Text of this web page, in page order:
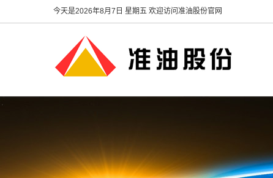
今天是2026年8月7日 星期五 欢迎访问准油股份官网